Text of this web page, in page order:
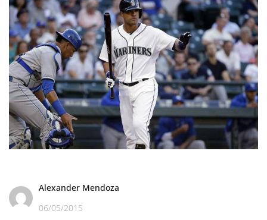
Alexander Mendoza
06/05/2015